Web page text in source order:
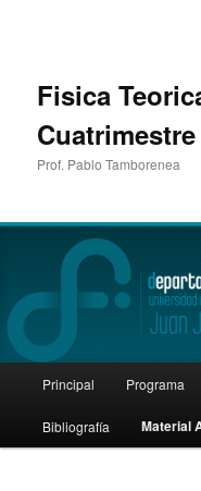
Fisica
Cuatrimestre
Prof. Pablo Tamborenea
Skip
to
Principal Programa
Bibliografía Material